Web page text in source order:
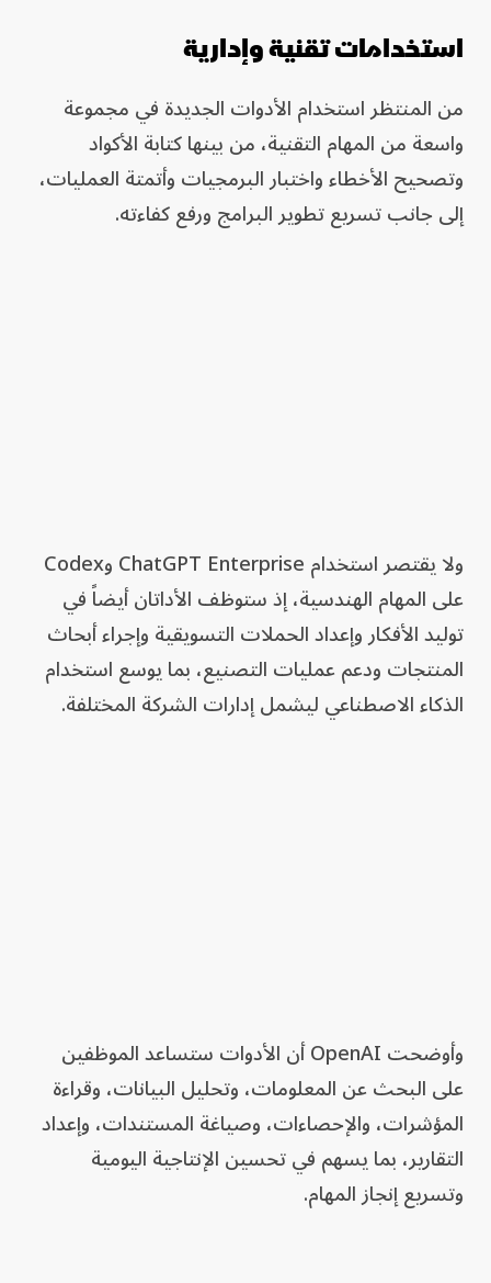
استخدامات تقنية وإدارية
من المنتظر استخدام الأدوات الجديدة في مجموعة
واسعة من المهام التقنية، من بينها كتابة الأكواد
وتصحيح الأخطاء واختبار البرمجيات وأتمتة العمليات،
إلى جانب تسريع تطوير البرامج ورفع كفاءته.
ولا يقتصر استخدام ChatGPT Enterprise وCodex
على المهام الهندسية، إذ ستوظف الأداتان أيضاً في
توليد الأفكار وإعداد الحملات التسويقية وإجراء أبحاث
المنتجات ودعم عمليات التصنيع، بما يوسع استخدام
الذكاء الاصطناعي ليشمل إدارات الشركة المختلفة.
وأوضحت OpenAI أن الأدوات ستساعد الموظفين
على البحث عن المعلومات، وتحليل البيانات، وقراءة
المؤشرات، والإحصاءات، وصياغة المستندات، وإعداد
التقارير، بما يسهم في تحسين الإنتاجية اليومية
وتسريع إنجاز المهام.